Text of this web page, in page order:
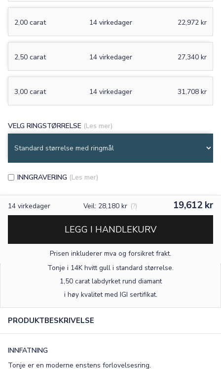
×
TEKST
FONT
2,00 carat 22,972 kr
14 virkedager
2,50 carat 27,340 kr
14 virkedager
3,00 carat 31,708 kr
14 virkedager
VELG RINGSTØRRELSE (Les mer)
INNGRAVERING (Les mer)
14 virkedager Veil: 28,180 kr (?) 19,612 kr
LEGG I HANDLEKURV
Prisen inkluderer mva og forsikret frakt.
Tonje i 14K hvitt gull i standard størrelse.
1,50 carat labdyrket rund diamant
i høy kvalitet med IGI sertifikat.
PRODUKTBESKRIVELSE
INNFATNING
Tonje er en moderne enstens forlovelsesring.